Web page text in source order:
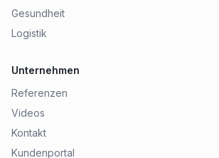
Gesundheit
Logistik
Unternehmen
Referenzen
Videos
Kontakt
Kundenportal